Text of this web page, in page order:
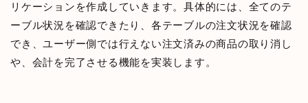
リケーションを作成していきます。具体的には、全てのテ
ーブル状況を確認できたり、各テーブルの注文状況を確認
でき、ユーザー側では行えない注文済みの商品の取り消し
や、会計を完了させる機能を実装します。